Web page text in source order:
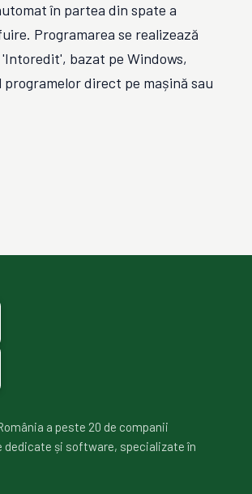
în partea din spate a
Programarea se realizează
bazat pe Windows,
direct pe mașină sau
a peste 20 de companii
și software, specializate în